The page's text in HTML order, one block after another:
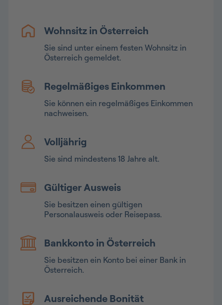
Wohnsitz in Österreich
Sie sind unter einem festen Wohnsitz in
Österreich gemeldet.
Regelmäßiges Einkommen
Sie können ein regelmäßiges Einkommen
nachweisen.
Volljährig
Sie sind mindestens 18 Jahre alt.
Gültiger Ausweis
Sie besitzen einen gültigen
Personalausweis oder Reisepass.
Bankkonto in Österreich
Sie besitzen ein Konto bei einer Bank in
Österreich.
Ausreichende Bonität